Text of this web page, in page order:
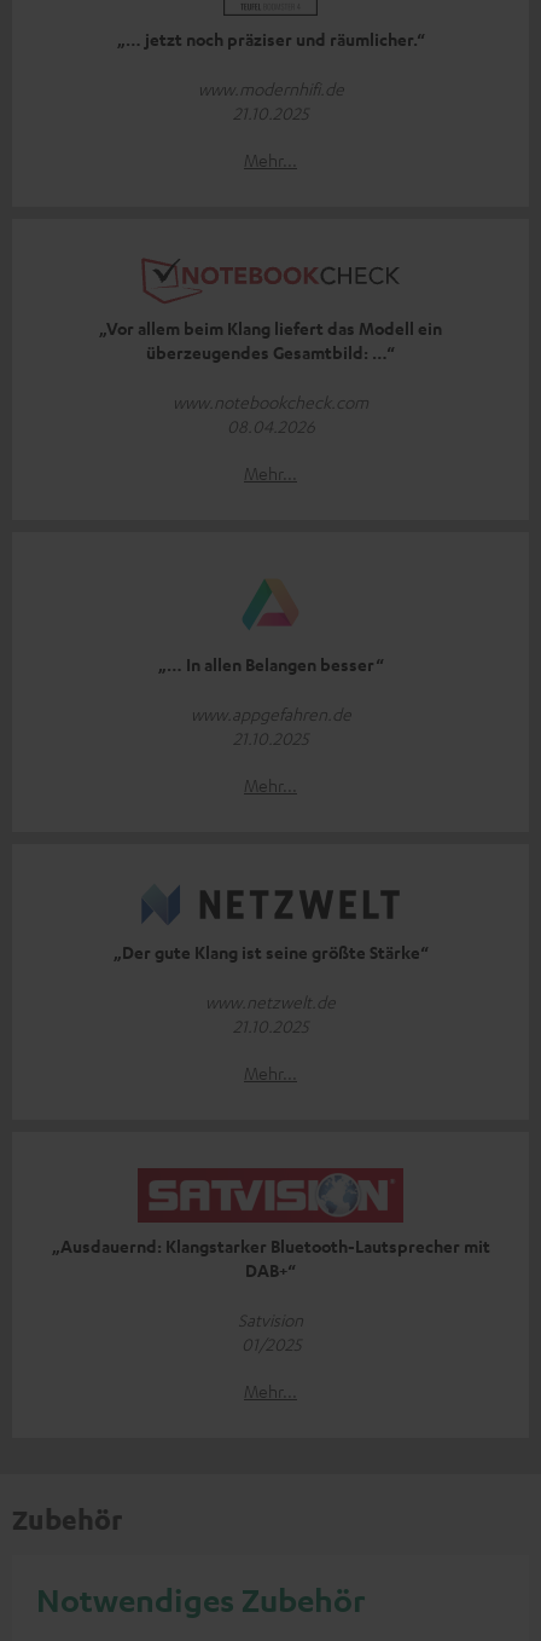
„… jetzt noch präziser und räumlicher.“
www.modernhifi.de
21.10.2025
Mehr...
„Vor allem beim Klang liefert das Modell ein
überzeugendes Gesamtbild: …“
www.notebookcheck.com
08.04.2026
Mehr...
„… In allen Belangen besser“
www.appgefahren.de
21.10.2025
Mehr...
„Der gute Klang ist seine größte Stärke“
www.netzwelt.de
21.10.2025
Mehr...
„Ausdauernd: Klangstarker Bluetooth-Lautsprecher mit
DAB+“
Satvision
01/2025
Mehr...
Zubehör
Notwendiges Zubehör